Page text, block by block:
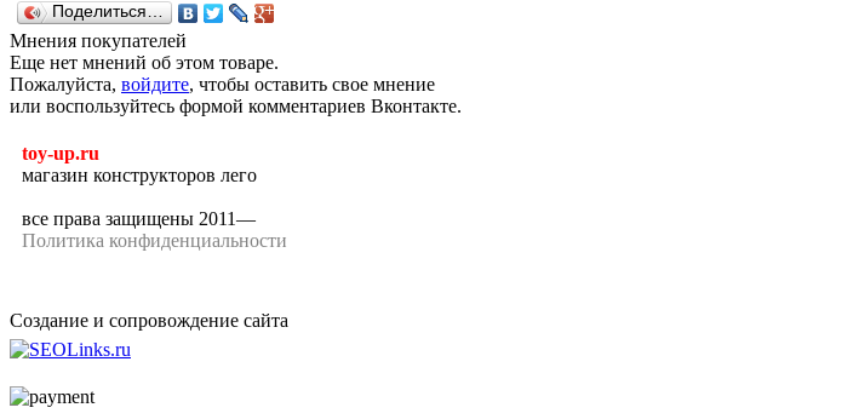
Поделиться…
Мнения покупателей
Еще нет мнений об этом товаре.
Пожалуйста, войдите, чтобы оставить свое мнение
или воспользуйтесь формой комментариев Вконтакте.
toy-up.ru
магазин конструкторов лего
все права защищены 2011—
Политика конфиденциальности
Создание и сопровождение сайта